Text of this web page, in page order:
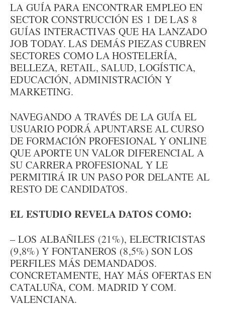
LA GUÍA PARA ENCONTRAR EMPLEO EN
SECTOR CONSTRUCCIÓN ES 1 DE LAS 8
GUÍAS INTERACTIVAS QUE HA LANZADO
JOB TODAY. LAS DEMÁS PIEZAS CUBREN
SECTORES COMO LA HOSTELERÍA,
BELLEZA, RETAIL, SALUD, LOGÍSTICA,
EDUCACIÓN, ADMINISTRACIÓN Y
MARKETING.
NAVEGANDO A TRAVÉS DE LA GUÍA EL
USUARIO PODRÁ APUNTARSE AL CURSO
DE FORMACIÓN PROFESIONAL Y ONLINE
QUE APORTE UN VALOR DIFERENCIAL A
SU CARRERA PROFESIONAL Y LE
PERMITIRÁ IR UN PASO POR DELANTE AL
RESTO DE CANDIDATOS.
EL ESTUDIO REVELA DATOS COMO:
– LOS ALBAÑILES (21%), ELECTRICISTAS
(9,8%) Y FONTANEROS (8,5%) SON LOS
PERFILES MÁS DEMANDADOS.
CONCRETAMENTE, HAY MÁS OFERTAS EN
CATALUÑA, COM. MADRID Y COM.
VALENCIANA.